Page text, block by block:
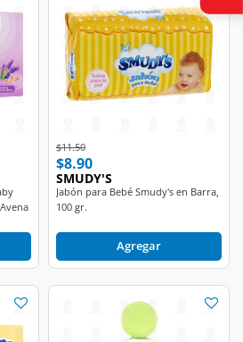
Price reduced from
$11.50to
$8.90
SMUDY'S
Jabón para Bebé Smudy's en Barra,
100 gr.
Agregar